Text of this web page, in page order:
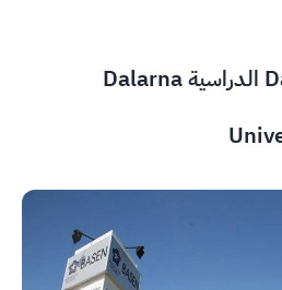
8- منح جامعة Dalarna الدراسية Dalarna